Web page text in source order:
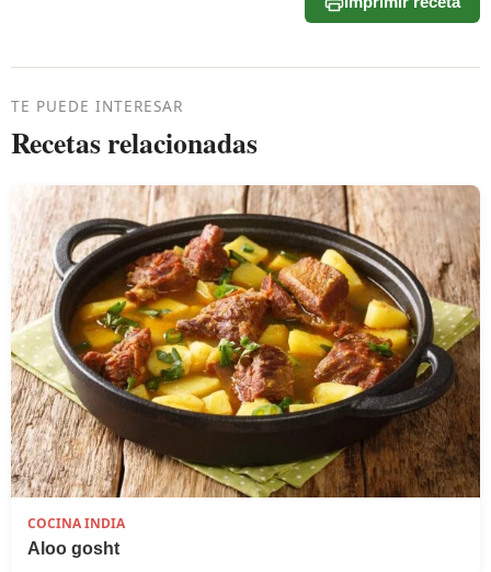
TE PUEDE INTERESAR
Recetas relacionadas
COCINA INDIA
Aloo gosht